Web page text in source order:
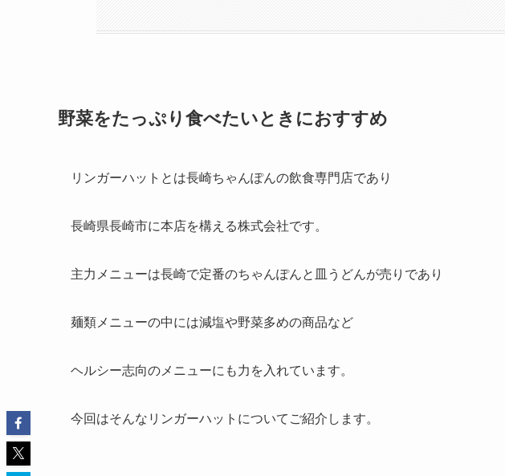
野菜をたっぷり食べたいときにおすすめ
リンガーハットとは長崎ちゃんぽんの飲食専門店であり
長崎県長崎市に本店を構える株式会社です。
主力メニューは長崎で定番のちゃんぽんと皿うどんが売りであり
麺類メニューの中には減塩や野菜多めの商品など
ヘルシー志向のメニューにも力を入れています。
今回はそんなリンガーハットについてご紹介します。